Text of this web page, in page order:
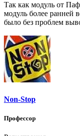
Так как модуль от
модуль более ранней
было без проблем
Non-Stop
Профессор